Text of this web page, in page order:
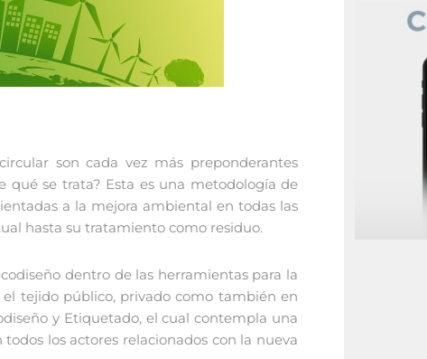
son cada vez más preponderantes
qué se trata? Esta es una metodología de
a la mejora ambiental en todas las
hasta su tratamiento como residuo.
dentro de las herramientas para la
tejido público, privado como también en
y Etiquetado, el cual contempla una
los actores relacionados con la nueva